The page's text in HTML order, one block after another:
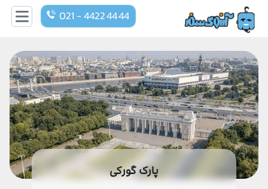
021 - 4422 44 44
پارک گورکی